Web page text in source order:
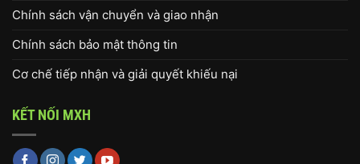
Chính sách vận chuyển và giao nhận
Chính sách bảo mật thông tin
Cơ chế tiếp nhận và giải quyết khiếu nại
KẾT NỐI MXH